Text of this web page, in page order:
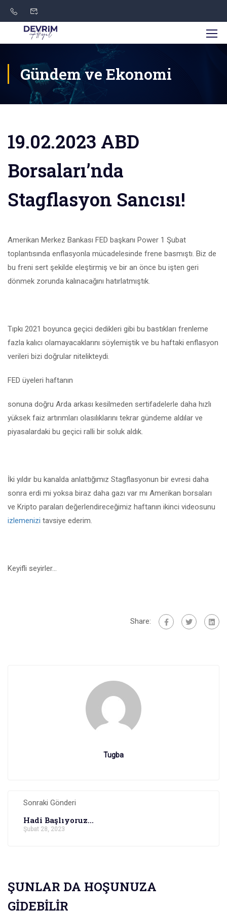
Gündem ve Ekonomi
19.02.2023 ABD
Borsaları’nda
Stagflasyon Sancısı!
Amerikan Merkez Bankası FED başkanı Power 1 Şubat
toplantısında enflasyonla mücadelesinde frene basmıştı. Biz de
bu freni sert şekilde eleştirmiş ve bir an önce bu işten geri
dönmek zorunda kalınacağını hatırlatmıştık.
Tıpkı 2021 boyunca geçici dedikleri gibi bu bastıkları frenleme
fazla kalıcı olamayacaklarını söylemiştik ve bu haftaki enflasyon
verileri bizi doğrular nitelikteydi.
FED üyeleri haftanın
sonuna doğru Arda arkası kesilmeden sertifadelerle daha hızlı
yüksek faiz artırımları olasılıklarını tekrar gündeme aldılar ve
piyasalardaki bu geçici ralli bir soluk aldık.
İki yıldır bu kanalda anlattığımız Stagflasyonun bir evresi daha
sonra erdi mi yoksa biraz daha gazı var mı Amerikan borsaları
ve Kripto paraları değerlendireceğimiz haftanın ikinci videosunu
izlemenizi tavsiye ederim.
Keyifli seyirler…
Share:
Tugba
Sonraki Gönderi
Hadi Başlıyoruz...
Şubat 28, 2023
ŞUNLAR DA HOŞUNUZA
GIDEBILIR